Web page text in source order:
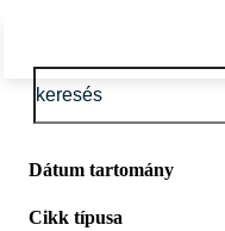
Dátum tartomány
Cikk típusa